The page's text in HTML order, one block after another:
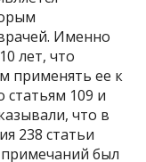
Именно
лет, что
применять ее к
статьям 109 и
что в
238 статьи
был